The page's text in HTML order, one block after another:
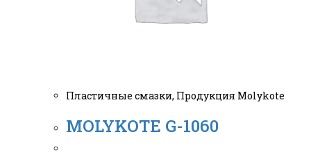
Пластичные смазки, Продукция Molykote
MOLYKOTE G-1060